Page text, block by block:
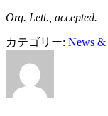
Org. Lett., accepted.
カテゴリー: News &